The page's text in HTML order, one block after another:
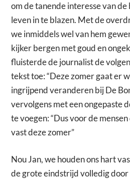
om de tanende interesse van
leven in te blazen. Met de
we inmiddels wel van hem
kijker bergen met goud en
fluisterde de journalist de
tekst toe: “Deze zomer gaat er
ingrijpend veranderen bij De
vervolgens met een ongepaste
te voegen: “Dus voor de
vast deze zomer”
Nou Jan, we houden ons hart
de grote eindstrijd volledig